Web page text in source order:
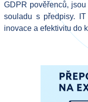
GDPR pověřenců,
souladu s předpisy.
inovace a efektivitu do